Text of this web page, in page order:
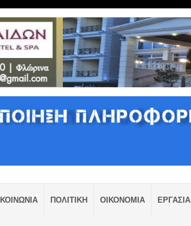
ΚΟΙΝΩΝΙΑ ΠΟΛΙΤΙΚΗ ΟΙΚΟΝΟΜΙΑ ΕΡΓΑΣΙΑ